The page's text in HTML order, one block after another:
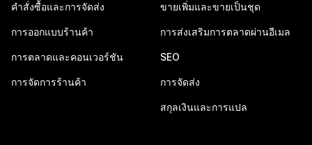
คำสั่งซื้อและการจัดส่ง
การออกแบบร้านค้า
การตลาดและคอนเวอร์ชัน
การจัดการร้านค้า
ขายเพิ่มและขายเป็นชุด
การส่งเสริมการตลาดผ่านอีเมล
SEO
การจัดส่ง
สกุลเงินและการแปล